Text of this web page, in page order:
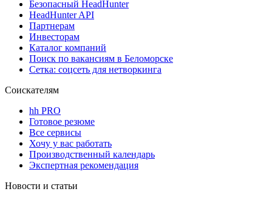
Безопасный HeadHunter
HeadHunter API
Партнерам
Инвесторам
Каталог компаний
Поиск по вакансиям в Беломорске
Сетка: соцсеть для нетворкинга
Соискателям
hh PRO
Готовое резюме
Все сервисы
Хочу у вас работать
Производственный календарь
Экспертная рекомендация
Новости и статьи